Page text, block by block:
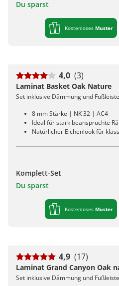
Du sparst
Kostenloses Muster
4,0 (3)
Laminat Basket Oak Nature
Set inklusive Dämmung und Fußleiste
8 mm Stärke | NK 32 | AC4
Ideal für stark beanspruchte
Natürlicher Eichenlook für
Komplett-Set
Du sparst
Kostenloses Muster
4,9 (17)
Laminat Grand Canyon Oak
Set inklusive Dämmung und Fußleiste